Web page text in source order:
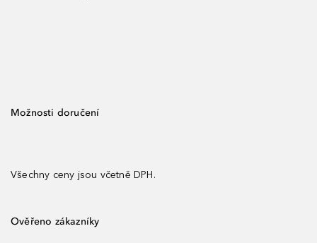
Možnosti doručení
Všechny ceny jsou včetně DPH.
Ověřeno zákazníky